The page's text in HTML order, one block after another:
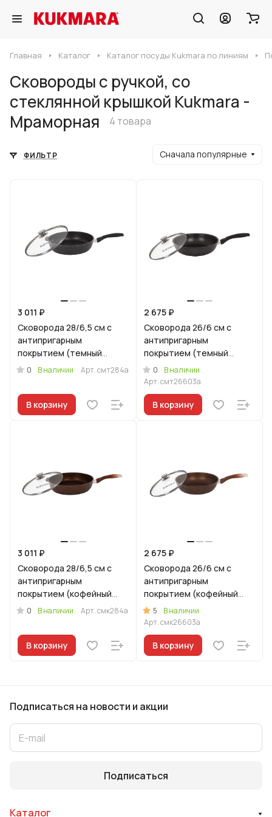
Главная Каталог Каталог посуды Kukmara по линиям
Сковороды с ручкой, со
стеклянной крышкой Kukmara -
Мраморная
4 товара
ФИЛЬТР Сначала популярные
3 011 ₽
Сковорода 28/6,5 см с
антипригарным
покрытием (темный
мрамор) с ручкой и
стеклянной крышкой
0 В наличии Арт.смт284а
В корзину
2 675 ₽
Сковорода 26/6 см с
антипригарным
покрытием (темный
мрамор) с ручкой и
стеклянной крышкой
0
В наличии
Арт.смт26603а
В корзину
3 011 ₽
Сковорода 28/6,5 см с
антипригарным
покрытием (кофейный
мрамор) с ручкой и
стеклянной крышкой
0 В наличии Арт.смк284а
В корзину
2 675 ₽
Сковорода 26/6 см с
антипригарным
покрытием (кофейный
мрамор) с ручкой и
стеклянной крышкой
5
В наличии
Арт.смк26603а
В корзину
Подписаться на новости и акции
Подписаться
Каталог